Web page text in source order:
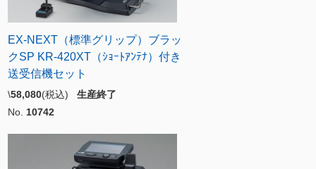
EX-NEXT（標準グリップ）ブラッ
クSP KR-420XT（ｼｮｰﾄｱﾝﾃﾅ）付き
送受信機セット
\58,080(税込) 生産終了
No. 10742